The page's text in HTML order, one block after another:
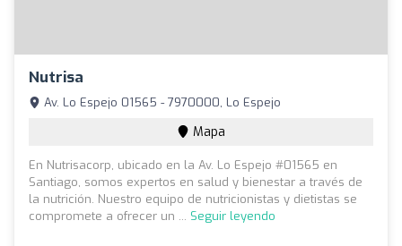
Nutrisa
Av. Lo Espejo 01565 - 7970000, Lo Espejo
Mapa
En Nutrisacorp, ubicado en la Av. Lo Espejo #01565 en
Santiago, somos expertos en salud y bienestar a través de
la nutrición. Nuestro equipo de nutricionistas y dietistas se
compromete a ofrecer un ... Seguir leyendo